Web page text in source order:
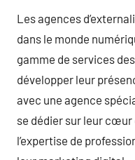
Les agences
dans le monde
gamme de services
développer leur
avec une agence
se dédier sur leur
l’expertise de